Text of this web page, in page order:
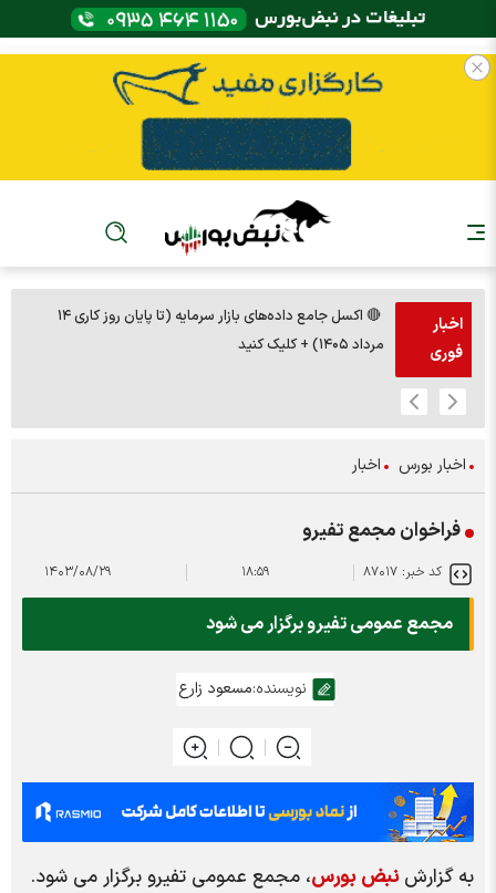
اخبار
فوری
🔴 اکسل جامع داده‌های بازار سرمایه (تا پایان روز کاری ۱۴
مرداد ۱۴۰۵) + کلیک کنید
اخبار بورس اخبار
فراخوان مجمع تفیرو
کد خبر: ۸۷۰۱۷ ۱۸:۵۹ ۱۴۰۳/۰۸/۲۹
مجمع عمومی تفیرو برگزار می شود
نویسنده:مسعود زارع
به گزارشنبض بورس، مجمع عمومی تفیرو برگزار می شود.